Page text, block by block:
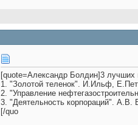
[quote=Александр Болдин]3 лучших
1. "Золотой теленок". И.Ильф,
2. "Управление
3. "Деятельность корпораций". А.В.
[/quo